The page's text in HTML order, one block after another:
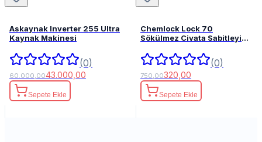
Askaynak Inverter 255 Ultra
Kaynak Makinesi
(0)
60.000,0043.000,00
Sepete Ekle
Chemlock Lock 70
Sökülmez Civata Sabitleyici
(0)
750,00320,00
Sepete Ekle